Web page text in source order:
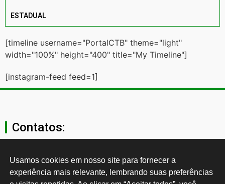
ESTADUAL
[timeline username="PortalCTB" theme="light"
width="100%" height="400" title="My Timeline"]
[instagram-feed feed=1]
Contatos:
secgeral@ctb.org.br
11 3874-0040
Usamos cookies em nosso site para fornecer a
experiência mais relevante, lembrando suas preferências